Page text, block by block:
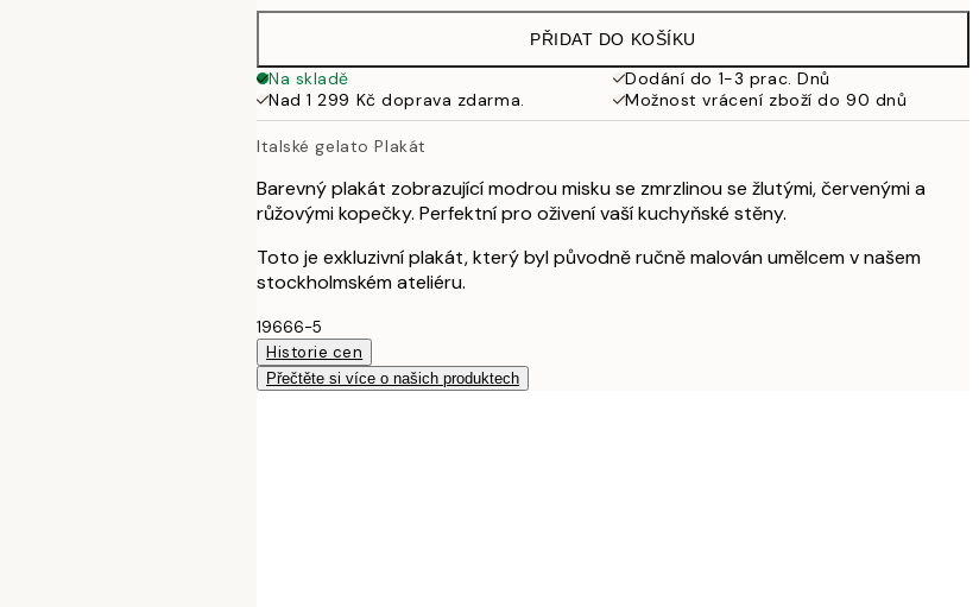
925 Kč
PŘIDAT DO KOŠÍKU
Na skladě
Dodání do 1-3 prac. Dnů
Nad 1 299 Kč doprava zdarma.
Možnost vrácení zboží do 90 dnů
Italské gelato Plakát
Barevný plakát zobrazující modrou misku se zmrzlinou se žlutými, červenými a
růžovými kopečky. Perfektní pro oživení vaší kuchyňské stěny.
Toto je exkluzivní plakát, který byl původně ručně malován umělcem v našem
stockholmském ateliéru.
19666-5
Historie cen
Přečtěte si více o našich produktech